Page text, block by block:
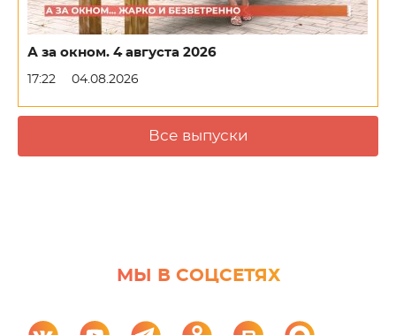
А за окном. 4 августа 2026
17:22 04.08.2026
Все выпуски
МЫ В СОЦСЕТЯХ